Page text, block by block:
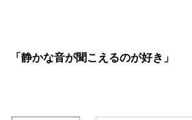
「静かな音が聞こえるのが好き」